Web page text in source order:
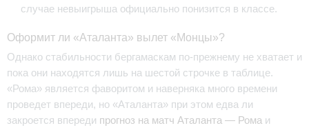
случае невыигрыша официально понизится в классе.
Оформит ли «Аталанта» вылет «Монцы»?
Однако стабильности бергамаскам по-прежнему не хватает и
пока они находятся лишь на шестой строчке в таблице.
«Рома» является фаворитом и наверняка много времени
проведет впереди, но «Аталанта» при этом едва ли
закроется впереди прогноз на матч Аталанта — Рома и